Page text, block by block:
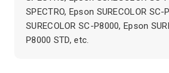
SPECTRO, Epson SURECOLOR SC-
SURECOLOR SC-P8000, Epson
P8000 STD, etc.